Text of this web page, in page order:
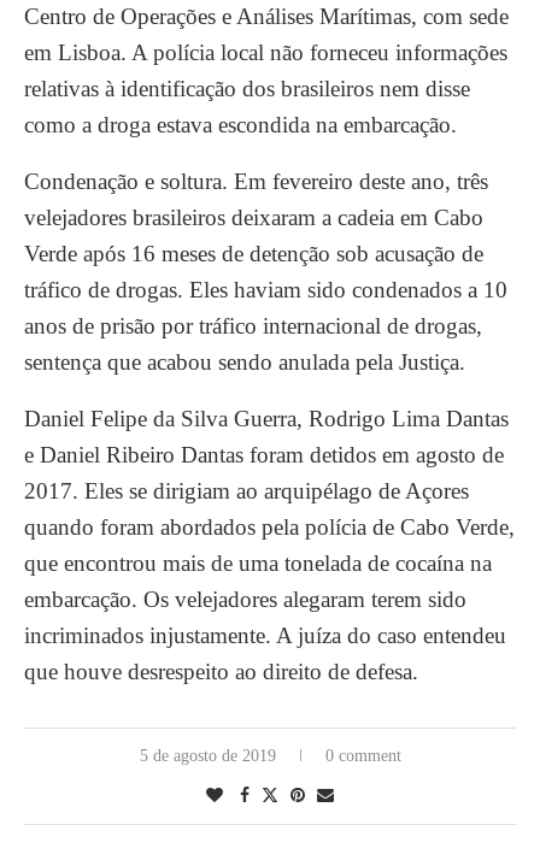
Centro de Operações e Análises Marítimas, com sede
em Lisboa. A polícia local não forneceu informações
relativas à identificação dos brasileiros nem disse
como a droga estava escondida na embarcação.
Condenação e soltura. Em fevereiro deste ano, três
velejadores brasileiros deixaram a cadeia em Cabo
Verde após 16 meses de detenção sob acusação de
tráfico de drogas. Eles haviam sido condenados a 10
anos de prisão por tráfico internacional de drogas,
sentença que acabou sendo anulada pela Justiça.
Daniel Felipe da Silva Guerra, Rodrigo Lima Dantas
e Daniel Ribeiro Dantas foram detidos em agosto de
2017. Eles se dirigiam ao arquipélago de Açores
quando foram abordados pela polícia de Cabo Verde,
que encontrou mais de uma tonelada de cocaína na
embarcação. Os velejadores alegaram terem sido
incriminados injustamente. A juíza do caso entendeu
que houve desrespeito ao direito de defesa.
5 de agosto de 2019 0 comment